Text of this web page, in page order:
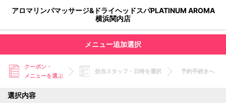
アロマリンパマッサージ&ドライヘッドスパPLATINUM AROMA
横浜関内店
メニュー追加選択
クーポン・
メニューを選ぶ
担当スタッフ・日時を選択 予約手続きへ
選択内容